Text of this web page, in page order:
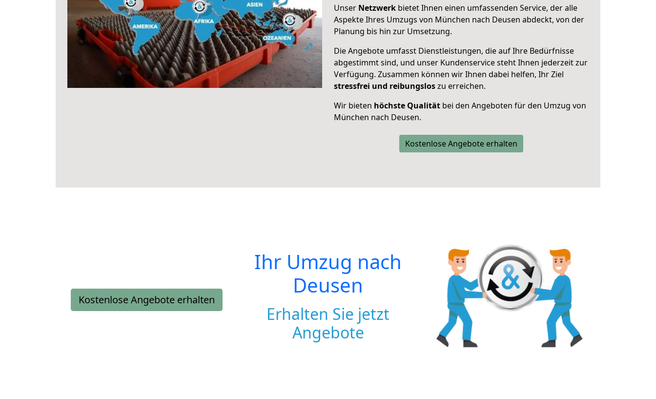
Unser Netzwerk bietet Ihnen einen umfassenden Service, der alle
Aspekte Ihres Umzugs von München nach Deusen abdeckt, von der
Planung bis hin zur Umsetzung.
Die Angebote umfasst Dienstleistungen, die auf Ihre Bedürfnisse
abgestimmt sind, und unser Kundenservice steht Ihnen jederzeit zur
Verfügung. Zusammen können wir Ihnen dabei helfen, Ihr Ziel
stressfrei und reibungsloszu erreichen.
Wir bieten höchste Qualität bei den Angeboten für den Umzug von
München nach Deusen.
Kostenlose Angebote erhalten
Kostenlose Angebote erhalten
Ihr Umzug nach
Deusen
Erhalten Sie jetzt
Angebote